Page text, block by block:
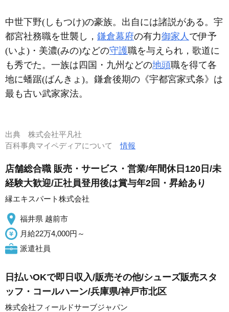
中世下野(しもつけ)の豪族。出自には諸説がある。宇
都宮社務職を世襲し， 鎌倉幕府の有力御家人 で伊予
(いよ)・美濃(みの)などの守護職を与えられ，歌道に
も秀でた。一族は四国・九州などの地頭職を得て各
地に蟠踞(ばんきょ)。鎌倉後期の《宇都宮家式条》は
最も古い武家家法。
出典 株式会社平凡社
百科事典マイペディアについて情報
店舗総合職 販売・サービス・営業/年間休日120日/未
経験大歓迎/正社員登用後は賞与年2回・昇給あり
縁エキスパート株式会社
福井県 越前市
月給22万4,000円～
派遣社員
日払いOKで即日収入/販売その他/シューズ販売スタ
ッフ・コールハーン/兵庫県/神戸市北区
株式会社フィールドサーブジャパン